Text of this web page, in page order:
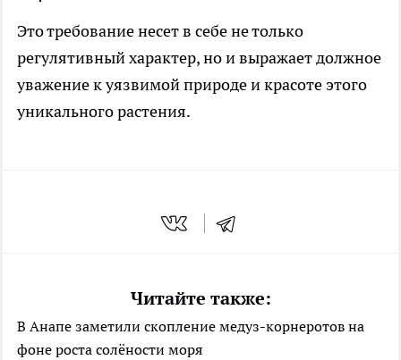
Это требование несет в себе не только
регулятивный характер, но и выражает должное
уважение к уязвимой природе и красоте этого
уникального растения.
Читайте также:
В Анапе заметили скопление медуз-корнеротов на
фоне роста солёности моря